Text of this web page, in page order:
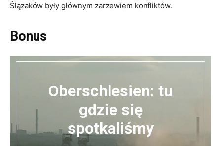
Ślązaków były głównym zarzewiem konfliktów.
Bonus
Oberschlesien: tu
gdzie się
spotkaliśmy